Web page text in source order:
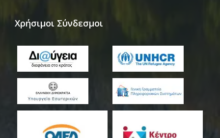
Χρήσιμοι Σύνδεσμοι